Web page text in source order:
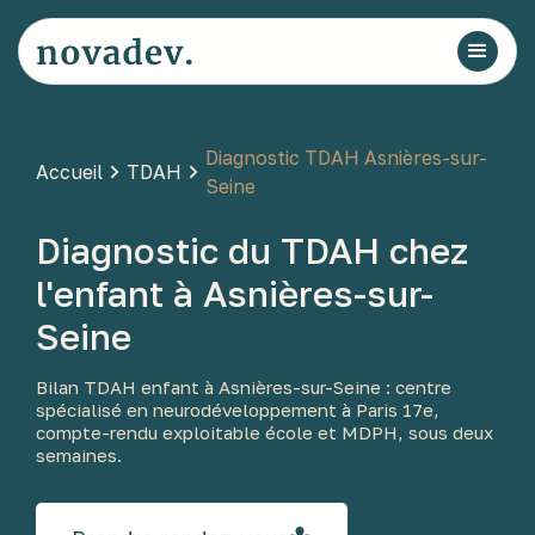
Accueil TDAH
Diagnostic TDAH Asnières-sur-
Seine
Diagnostic du TDAH chez
l'enfant à Asnières-sur-
Seine
Bilan TDAH enfant à Asnières-sur-Seine : centre
spécialisé en neurodéveloppement à Paris 17e,
compte-rendu exploitable école et MDPH, sous deux
semaines.